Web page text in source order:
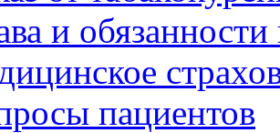
и
пациентов